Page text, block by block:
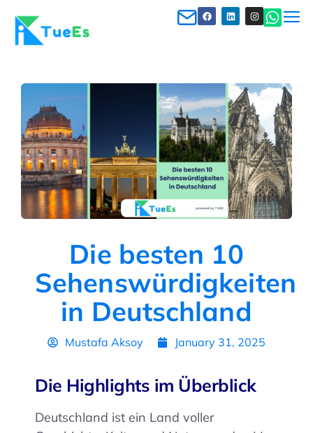
Die besten 10
Sehenswürdigkeiten
in Deutschland
Mustafa Aksoy January 31, 2025
Die Highlights im Überblick
Deutschland ist ein Land voller